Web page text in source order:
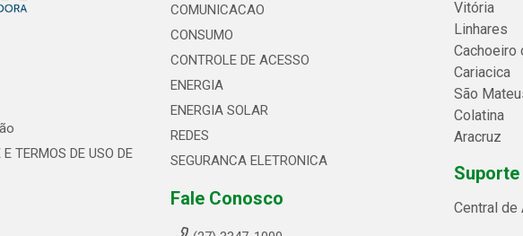
TERMOS DE USO DE
COMUNICACAO
CONSUMO
CONTROLE DE ACESSO
ENERGIA
ENERGIA SOLAR
REDES
SEGURANCA ELETRONICA
Fale Conosco
Vitória
Linhares
Cachoeiro
Cariacica
São
Colatina
Aracruz
Central de